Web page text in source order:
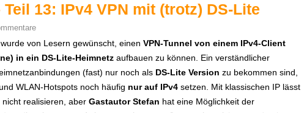
13: IPv4 VPN mit (trotz) DS-Lite
von Lesern gewünscht, einen VPN-Tunnel von einem IPv4-Client
in ein DS-Lite-Heimnetz aufbauen zu können. Ein verständlicher
(fast) nur noch als DS-Lite Version zu bekommen sind,
WLAN-Hotspots noch häufig nur auf IPv4 setzen. Mit klassischen IP lässt
realisieren, aber Gastautor Stefan hat eine Möglichkeit der